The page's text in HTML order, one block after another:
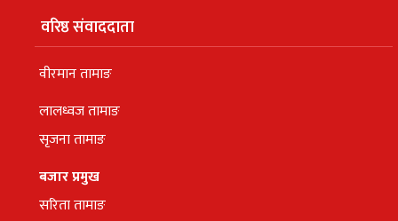
वरिष्ठ संवाददाता
वीरमान तामाङ
लालध्वज तामाङ
सृजना तामाङ
बजार प्रमुख
सरिता तामाङ